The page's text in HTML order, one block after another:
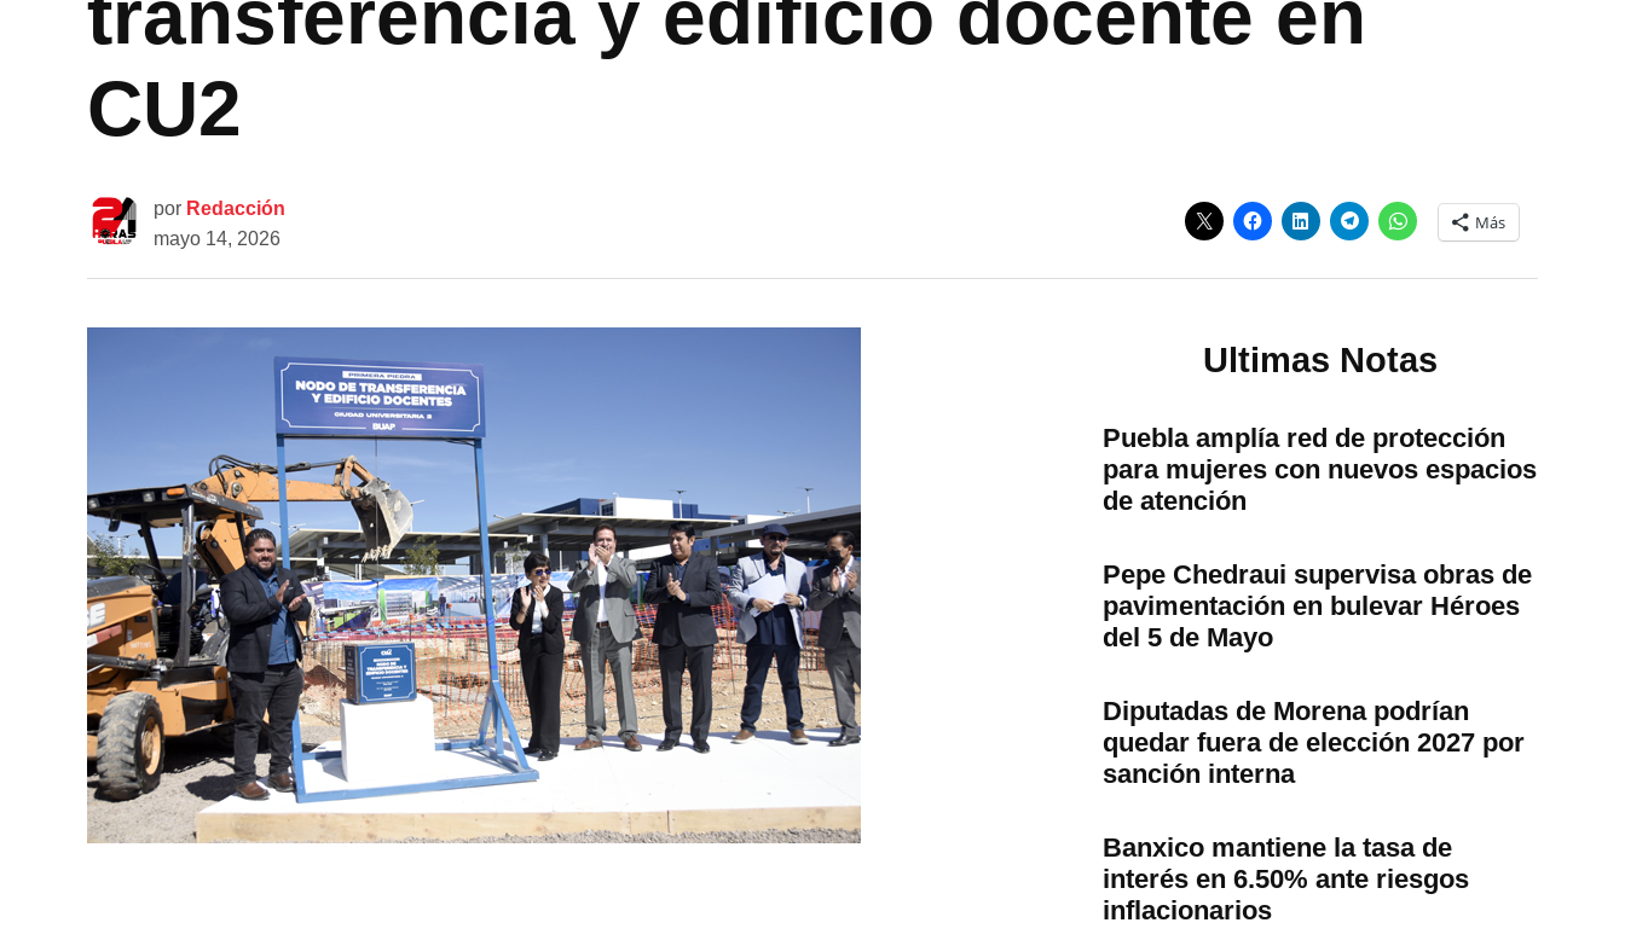
CU2
por Redacción
mayo 14, 2026
Más
Ultimas Notas
Puebla amplía red de protección
para mujeres con nuevos espacios
de atención
Pepe Chedraui supervisa obras de
pavimentación en bulevar Héroes
del 5 de Mayo
Diputadas de Morena podrían
quedar fuera de elección 2027 por
sanción interna
Banxico mantiene la tasa de
interés en 6.50% ante riesgos
inflacionarios